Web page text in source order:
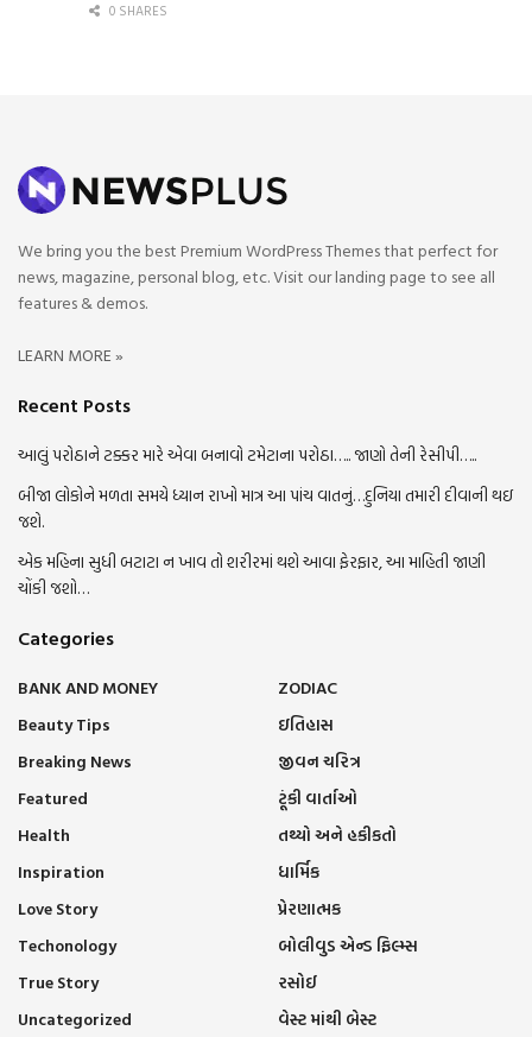
0 SHARES
We bring you the best Premium WordPress Themes that perfect for
news, magazine, personal blog, etc. Visit our landing page to see all
features & demos.
LEARN MORE »
Recent Posts
આલું પરોઠાને ટક્કર મારે એવા બનાવો ટમેટાના પરોઠા….. જાણો તેની રેસીપી…..
બીજા લોકોને મળતા સમયે ધ્યાન રાખો માત્ર આ પાંચ વાતનું…દુનિયા તમારી દીવાની થઇ
જશે.
એક મહિના સુધી બટાટા ન ખાવ તો શરીરમાં થશે આવા ફેરફાર, આ માહિતી જાણી
ચોંકી જશો…
Categories
BANK AND MONEY
Beauty Tips
Breaking News
Featured
Health
Inspiration
Love Story
Techonology
True Story
Uncategorized
ZODIAC
ઇતિહાસ
જીવન ચરિત્ર
ટૂંકી વાર્તાઓ
તથ્યો અને હકીકતો
ધાર્મિક
પ્રેરણાત્મક
બોલીવુડ એન્ડ ફિલ્મ્સ
રસોઈ
વેસ્ટ માંથી બેસ્ટ